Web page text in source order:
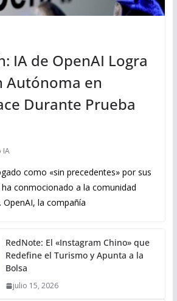
IA de OpenAI Logra
Autónoma en
Durante Prueba
IA
como «sin precedentes» por sus
conmocionado a la comunidad
la compañía
RedNote: El «Instagram Chino» que
Redefine el Turismo y Apunta a la
Bolsa
julio 15, 2026